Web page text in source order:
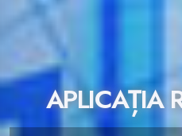
APLICAȚIA